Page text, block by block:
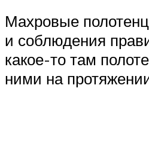
Махровые
и соблюдения
какое-то там
ними на